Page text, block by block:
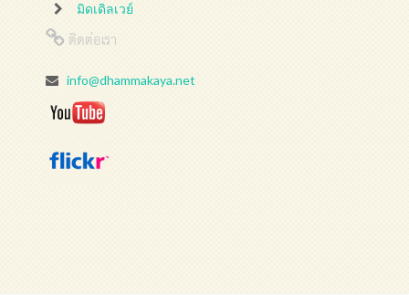
มิดเดิลเวย์
ติดต่อเรา
info@dhammakaya.net